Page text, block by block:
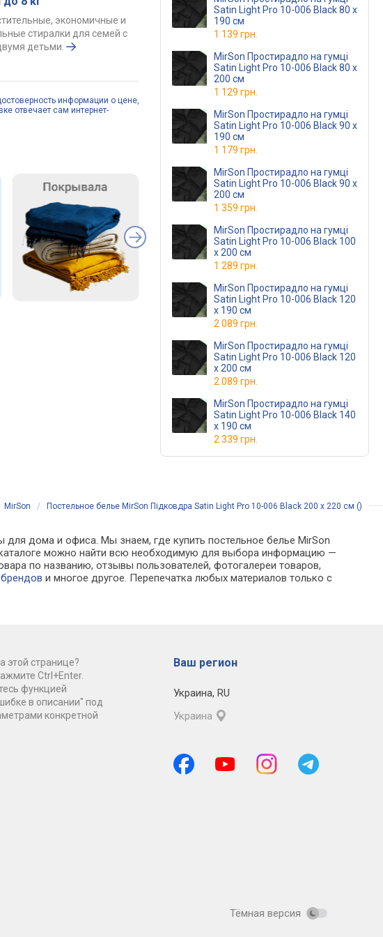
экономичные и
стиралки для семей с
детьми.
информации о цене,
отвечает сам интернет-
Satin Light Pro 10-006 Black 80 х
190 см
1 139 грн.
MirSon Простирадло на гумці
Satin Light Pro 10-006 Black 80 х
200 см
1 129 грн.
MirSon Простирадло на гумці
Satin Light Pro 10-006 Black 90 х
190 см
1 179 грн.
MirSon Простирадло на гумці
Satin Light Pro 10-006 Black 90 х
200 см
1 359 грн.
MirSon Простирадло на гумці
Satin Light Pro 10-006 Black 100
х 200 см
1 289 грн.
MirSon Простирадло на гумці
Satin Light Pro 10-006 Black 120
х 190 см
2 089 грн.
MirSon Простирадло на гумці
Satin Light Pro 10-006 Black 120
х 200 см
2 089 грн.
MirSon Простирадло на гумці
Satin Light Pro 10-006 Black 140
х 190 см
2 339 грн.
MirSon / Постельное белье MirSon Підковдра Satin Light Pro 10-006 Black 200 x 220 см ()
для дома и офиса. Мы знаем, где купить постельное белье MirSon
каталоге можно найти всю необходимую для выбора информацию —
по названию, отзывы пользователей, фотогалереи товаров,
и многое другое. Перепечатка любых материалов только с
этой странице?
Ctrl+Enter.
функцией
в описании" под
конкретной
Ваш регион
Украина, RU
Украина
Тёмная версия